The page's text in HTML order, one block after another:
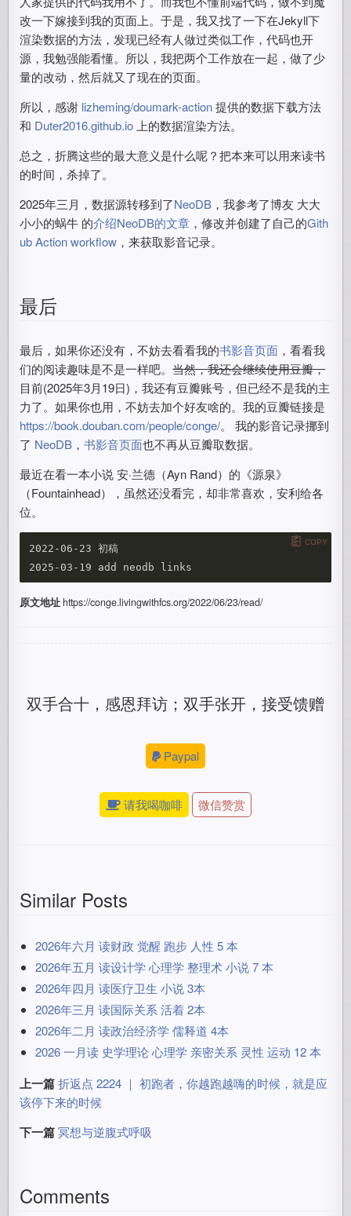
改一下嫁接到我的页面上。于是，我又找了一下在Jekyll下
渲染数据的方法，发现已经有人做过类似工作，代码也开
源，我勉强能看懂。所以，我把两个工作放在一起，做了少
量的改动，然后就又了现在的页面。
所以，感谢 lizheming/doumark-action提供的数据下载方法
和 Duter2016.github.io 上的数据渲染方法。
总之，折腾这些的最大意义是什么呢？把本来可以用来读书
的时间，杀掉了。
2025年三月，数据源转移到了NeoDB ，我参考了博友 大大
小小的蜗牛 的介绍NeoDB的文章 ，修改并创建了自己的Gith
ub Action workflow ，来获取影音记录。
最后
最后，如果你还没有，不妨去看看我的书影音页面 ，看看我
们的阅读趣味是不是一样吧。当然，我还会继续使用豆瓣，
目前(2025年3月19日)，我还有豆瓣账号，但已经不是我的主
力了。如果你也用，不妨去加个好友啥的。我的豆瓣链接是
https://book.douban.com/people/conge/。 我的影音记录挪到
了 NeoDB ，书影音页面也不再从豆瓣取数据。
最近在看一本小说 安·兰德（Ayn Rand）的《源泉》
（Fountainhead），虽然还没看完，却非常喜欢，安利给各
位。
2022-06-23 初稿
COPY
原文地址https://conge.livingwithfcs.org/2022/06/23/read/
双手合十，感恩拜访；双手张开，接受馈赠
Paypal
请我喝咖啡 微信赞赏
Similar Posts
2026年六月 读财政 觉醒 跑步 人性 5 本
2026年五月 读设计学 心理学 整理术 小说 7 本
2026年四月 读医疗卫生 小说 3本
2026年三月 读国际关系 活着 2本
2026年二月 读政治经济学 儒释道 4本
2026 一月读 史学理论 心理学 亲密关系 灵性 运动 12 本
上一篇 折返点 2224 ｜ 初跑者，你越跑越嗨的时候，就是应
该停下来的时候
下一篇 冥想与逆腹式呼吸
Comments